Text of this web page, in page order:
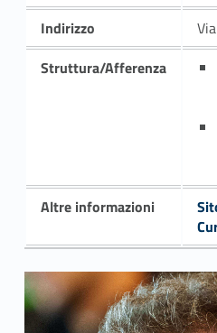
Indirizzo
Struttura/Afferenza
Altre informazioni